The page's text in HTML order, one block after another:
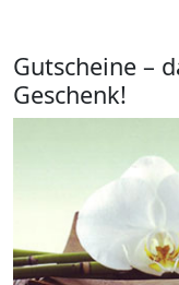
Gutscheine –
Geschenk!